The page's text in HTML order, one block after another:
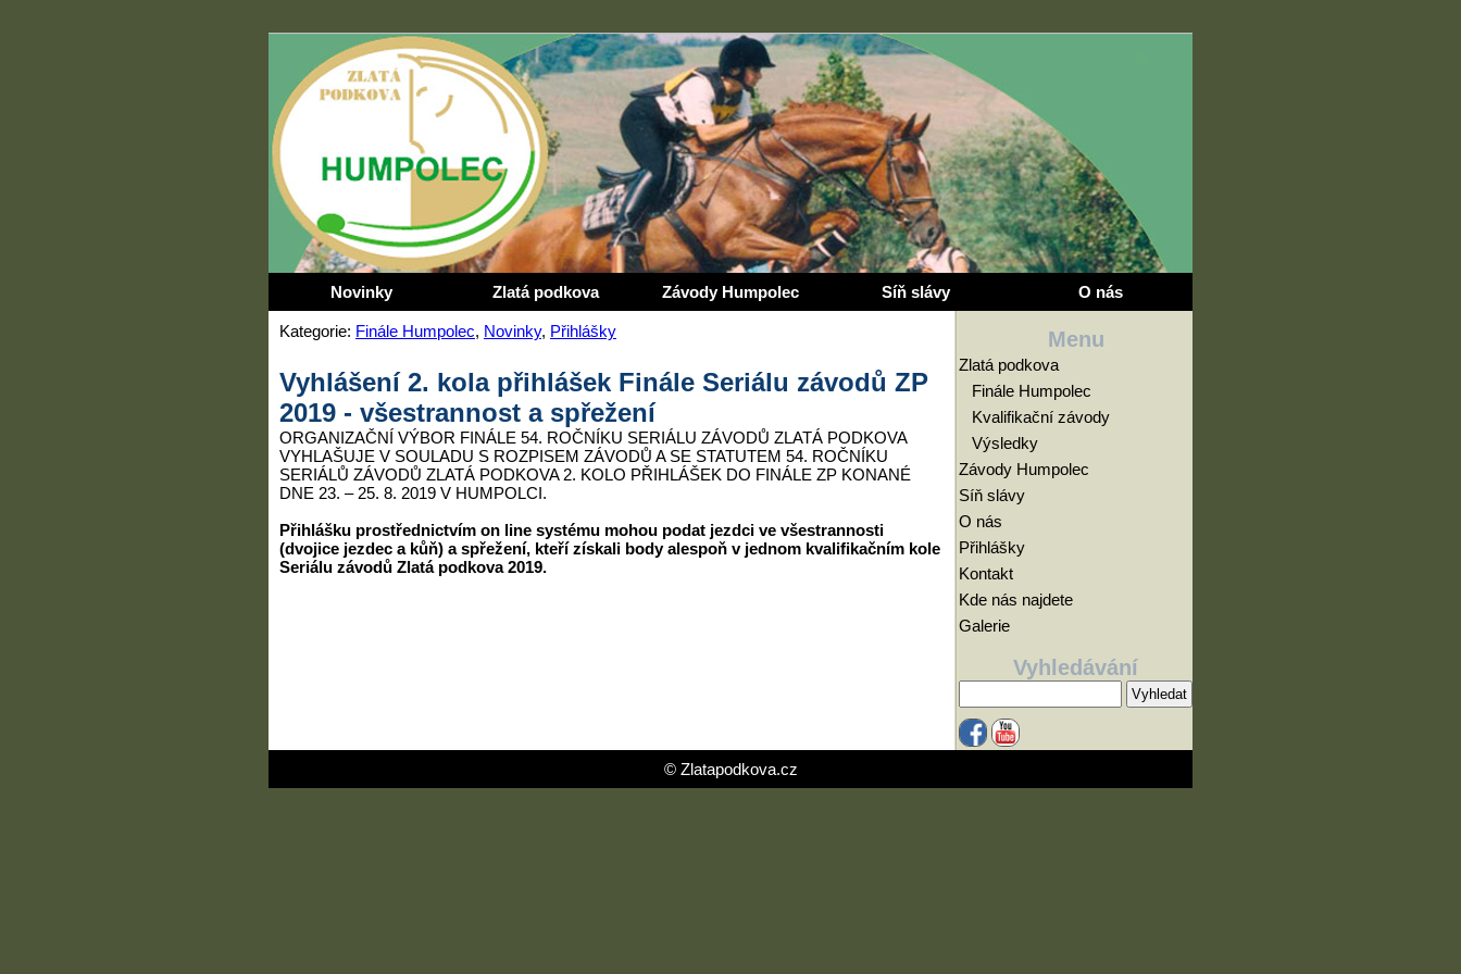
Novinky Zlatá podkova Závody Humpolec Síň slávy O nás
Kategorie: Finále Humpolec, Novinky, Přihlášky
Vyhlášení 2. kola přihlášek Finále Seriálu závodů ZP
2019 - všestrannost a spřežení
ORGANIZAČNÍ VÝBOR FINÁLE 54. ROČNÍKU SERIÁLU ZÁVODŮ ZLATÁ PODKOVA
VYHLAŠUJE V SOULADU S ROZPISEM ZÁVODŮ A SE STATUTEM 54. ROČNÍKU
SERIÁLŮ ZÁVODŮ ZLATÁ PODKOVA 2. KOLO PŘIHLÁŠEK DO FINÁLE ZP KONANÉ
DNE 23. – 25. 8. 2019 V HUMPOLCI.
Přihlášku prostřednictvím on line systému mohou podat jezdci ve všestrannosti
(dvojice jezdec a kůň) a spřežení, kteří získali body alespoň v jednom kvalifikačním kole
Seriálu závodů Zlatá podkova 2019.
Menu
Zlatá podkova
Finále Humpolec
Kvalifikační závody
Výsledky
Závody Humpolec
Síň slávy
O nás
Přihlášky
Kontakt
Kde nás najdete
Galerie
Vyhledávání
© Zlatapodkova.cz